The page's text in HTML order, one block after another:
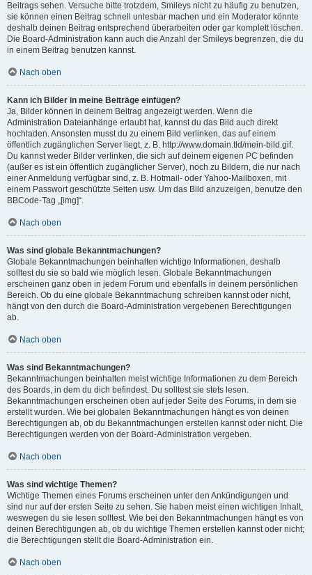
Beitrags sehen. Versuche bitte trotzdem, Smileys nicht zu häufig zu benutzen,
sie können einen Beitrag schnell unlesbar machen und ein Moderator könnte
deshalb deinen Beitrag entsprechend überarbeiten oder gar komplett löschen.
Die Board-Administration kann auch die Anzahl der Smileys begrenzen, die du
in einem Beitrag benutzen kannst.
Nach oben
Kann ich Bilder in meine Beiträge einfügen?
Ja, Bilder können in deinem Beitrag angezeigt werden. Wenn die
Administration Dateianhänge erlaubt hat, kannst du das Bild auch direkt
hochladen. Ansonsten musst du zu einem Bild verlinken, das auf einem
öffentlich zugänglichen Server liegt, z. B. http://www.domain.tld/mein-bild.gif.
Du kannst weder Bilder verlinken, die sich auf deinem eigenen PC befinden
(außer es ist ein öffentlich zugänglicher Server), noch zu Bildern, die nur nach
einer Anmeldung verfügbar sind, z. B. Hotmail- oder Yahoo-Mailboxen, mit
einem Passwort geschützte Seiten usw. Um das Bild anzuzeigen, benutze den
BBCode-Tag „[img]“.
Nach oben
Was sind globale Bekanntmachungen?
Globale Bekanntmachungen beinhalten wichtige Informationen, deshalb
solltest du sie so bald wie möglich lesen. Globale Bekanntmachungen
erscheinen ganz oben in jedem Forum und ebenfalls in deinem persönlichen
Bereich. Ob du eine globale Bekanntmachung schreiben kannst oder nicht,
hängt von den durch die Board-Administration vergebenen Berechtigungen
ab.
Nach oben
Was sind Bekanntmachungen?
Bekanntmachungen beinhalten meist wichtige Informationen zu dem Bereich
des Boards, in dem du dich befindest. Du solltest sie stets lesen.
Bekanntmachungen erscheinen oben auf jeder Seite des Forums, in dem sie
erstellt wurden. Wie bei globalen Bekanntmachungen hängt es von deinen
Berechtigungen ab, ob du Bekanntmachungen erstellen kannst oder nicht. Die
Berechtigungen werden von der Board-Administration vergeben.
Nach oben
Was sind wichtige Themen?
Wichtige Themen eines Forums erscheinen unter den Ankündigungen und
sind nur auf der ersten Seite zu sehen. Sie haben meist einen wichtigen Inhalt,
weswegen du sie lesen solltest. Wie bei den Bekanntmachungen hängt es von
deinen Berechtigungen ab, ob du wichtige Themen erstellen kannst oder nicht;
die Berechtigungen stellt die Board-Administration ein.
Nach oben